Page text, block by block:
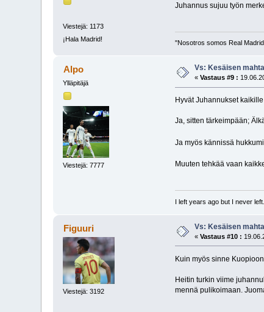
Viestejä: 1173
¡Hala Madrid!
Juhannus sujuu työn
"Nosotros somos Real
Alpo
Ylläpitäjä
Viestejä: 7777
Vs: Kesäisen
«Vastaus #9 :
Hyvät Juhannukset
Ja, sitten tärkeimpään;
Ja myös kännissä
Muuten tehkää vaan
I left years ago but I never
Figuuri
Viestejä: 3192
Vs: Kesäisen
«Vastaus #10 :
Kuin myös sinne
Heitin turkin viime
mennä pulikoimaan.